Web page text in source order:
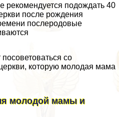
рекомендуется подождать 40
после рождения
послеродовые
со
которую молодая мама
молодой мамы и